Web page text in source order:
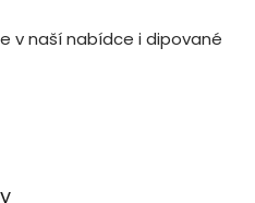
v naší nabídce i dipované